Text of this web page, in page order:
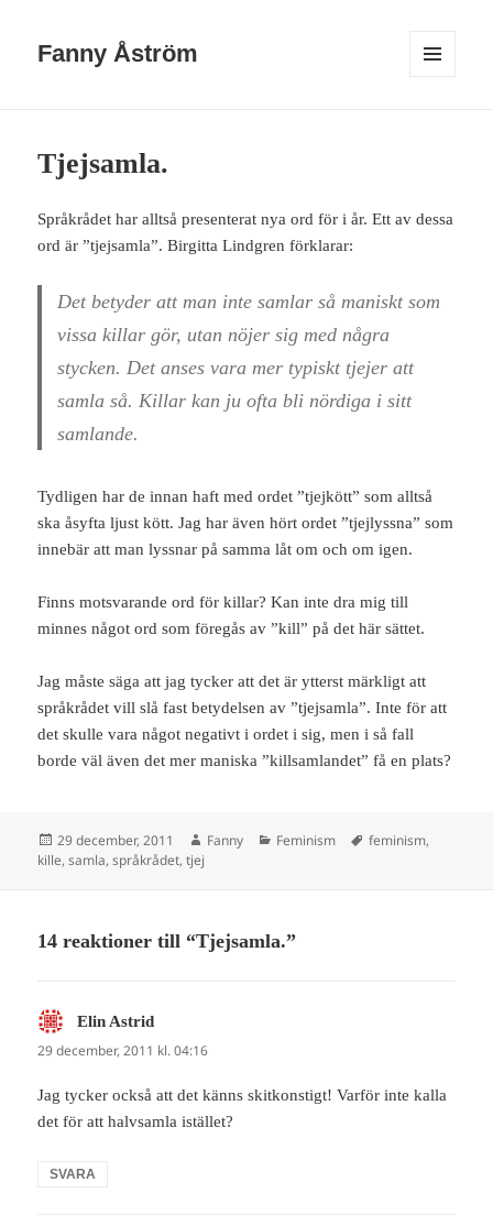
Fanny Åström
Tjejsamla.
Språkrådet har alltså presenterat nya ord för i år. Ett av dessa
ord är ”tjejsamla”. Birgitta Lindgren förklarar:
Det betyder att man inte samlar så maniskt som
vissa killar gör, utan nöjer sig med några
stycken. Det anses vara mer typiskt tjejer att
samla så. Killar kan ju ofta bli nördiga i sitt
samlande.
Tydligen har de innan haft med ordet ”tjejkött” som alltså
ska åsyfta ljust kött. Jag har även hört ordet ”tjejlyssna” som
innebär att man lyssnar på samma låt om och om igen.
Finns motsvarande ord för killar? Kan inte dra mig till
minnes något ord som föregås av ”kill” på det här sättet.
Jag måste säga att jag tycker att det är ytterst märkligt att
språkrådet vill slå fast betydelsen av ”tjejsamla”. Inte för att
det skulle vara något negativt i ordet i sig, men i så fall
borde väl även det mer maniska ”killsamlandet” få en plats?
Postat
29 december, 2011 Författare
Fanny Kategorier
Feminism Taggar
feminism,
kille,samla,språkrådet,tjej
14 reaktioner till “Tjejsamla.”
Elin Astrid
29 december, 2011 kl. 04:16
Jag tycker också att det känns skitkonstigt! Varför inte kalla
det för att halvsamla istället?
SVARA